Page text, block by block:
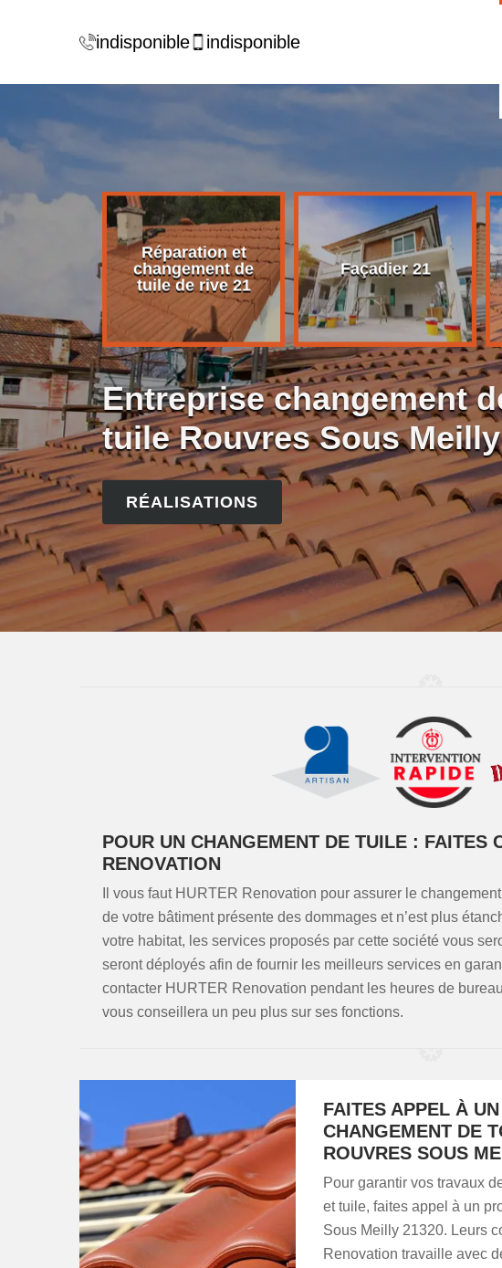
indisponible indisponible
Réparation et
changement de
tuile de rive 21
Façadier 21
Entreprise changement
tuile Rouvres Sous
RÉALISATIONS
POUR UN CHANGEMENT DE TUILE : FAITES
RENOVATION
Il vous faut HURTER Renovation pour assurer le
de votre bâtiment présente des dommages et n’est plus
votre habitat, les services proposés par cette société vous
seront déployés afin de fournir les meilleurs services en
contacter HURTER Renovation pendant les heures de
vous conseillera un peu plus sur ses fonctions.
FAITES APPEL À
CHANGEMENT DE
ROUVRES SOUS
Pour garantir vos travaux
et tuile, faites appel à un
Sous Meilly 21320. Leurs
Renovation travaille avec